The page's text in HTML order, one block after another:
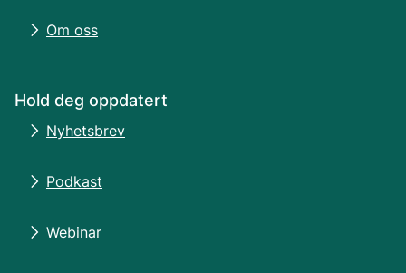
Om oss
Hold deg oppdatert
Nyhetsbrev
Podkast
Webinar